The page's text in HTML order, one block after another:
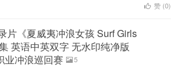
赞 (0)
片《夏威夷冲浪女孩 Surf Girls
英语中英双字 无水印纯净版
业冲浪巡回赛
5